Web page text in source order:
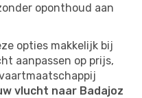
oponthoud aan
opties makkelijk bij
aanpassen op prijs,
vlucht naar Badajoz